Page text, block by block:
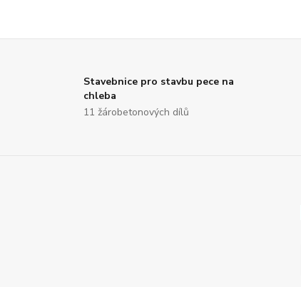
Stavebnice pro stavbu pece na
chleba
11 žárobetonových dílů